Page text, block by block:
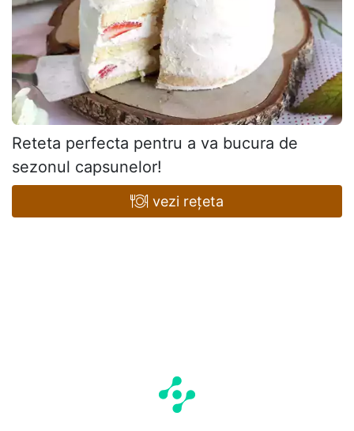
Reteta perfecta pentru a va bucura de
sezonul capsunelor!
vezi rețeta